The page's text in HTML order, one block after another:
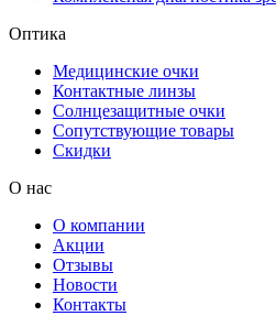
Оптика
Медицинские очки
Контактные линзы
Солнцезащитные очки
Сопутствующие товары
Скидки
О нас
О компании
Акции
Отзывы
Новости
Контакты